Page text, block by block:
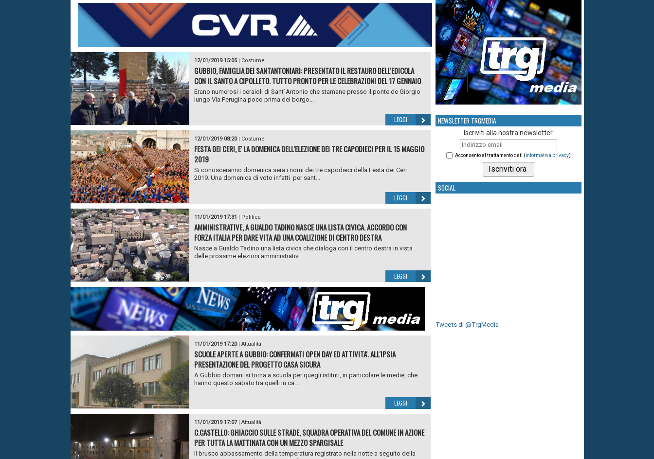
12/01/2019 15:05| Costume
GUBBIO, FAMIGLIA DEI SANTANTONIARI: PRESENTATO IL RESTAURO DELL'EDICOLA
CON IL SANTO A CIPOLLETO. TUTTO PRONTO PER LE CELEBRAZIONI DEL 17 GENNAIO
Erano numerosi i ceraioli di Sant`Antonio che stamane presso il ponte de Giorgio
lungo Via Perugina poco prima del borgo...
LEGGI
12/01/2019 08:20| Costume
FESTA DEI CERI, E' LA DOMENICA DELL'ELEZIONE DEI TRE CAPODIECI PER IL 15 MAGGIO
2019
Si conosceranno domenica sera i nomi dei tre capodieci della Festa dei Ceri
2019. Una domenica di voto infatti per sant...
LEGGI
11/01/2019 17:31 Politica
AMMINISTRATIVE, A GUALDO TADINO NASCE UNA LISTA CIVICA. ACCORDO CON
FORZA ITALIA PER DARE VITA AD UNA COALIZIONE DI CENTRO DESTRA
Nasce a Gualdo Tadino una lista civica che dialoga con il centro destra in vista
delle prossime elezioni amministrativ...
LEGGI
11/01/2019 17:20| Attualità
SCUOLE APERTE A GUBBIO: CONFERMATI OPEN DAY ED ATTIVITA'. ALL'IPSIA
PRESENTAZIONE DEL PROGETTO CASA SICURA
A Gubbio domani si torna a scuola per quegli istituti, in particolare le medie, che
hanno questo sabato tra quelli in ca...
LEGGI
11/01/2019 17:07| Attualità
C.CASTELLO: GHIACCIO SULLE STRADE, SQUADRA OPERATIVA DEL COMUNE IN AZIONE
PER TUTTA LA MATTINATA CON UN MEZZO SPARGISALE
Il brusco abbassamento della temperatura registrato nella notte a seguito della
NEWSLETTER TRGMEDIA
Iscriviti alla nostra newsletter
Acconsento al trattamento dati (informativa privacy)
SOCIAL
Tweets di @TrgMedia